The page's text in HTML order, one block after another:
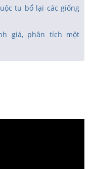
tu bổ lại các giống
giá, phân tích một